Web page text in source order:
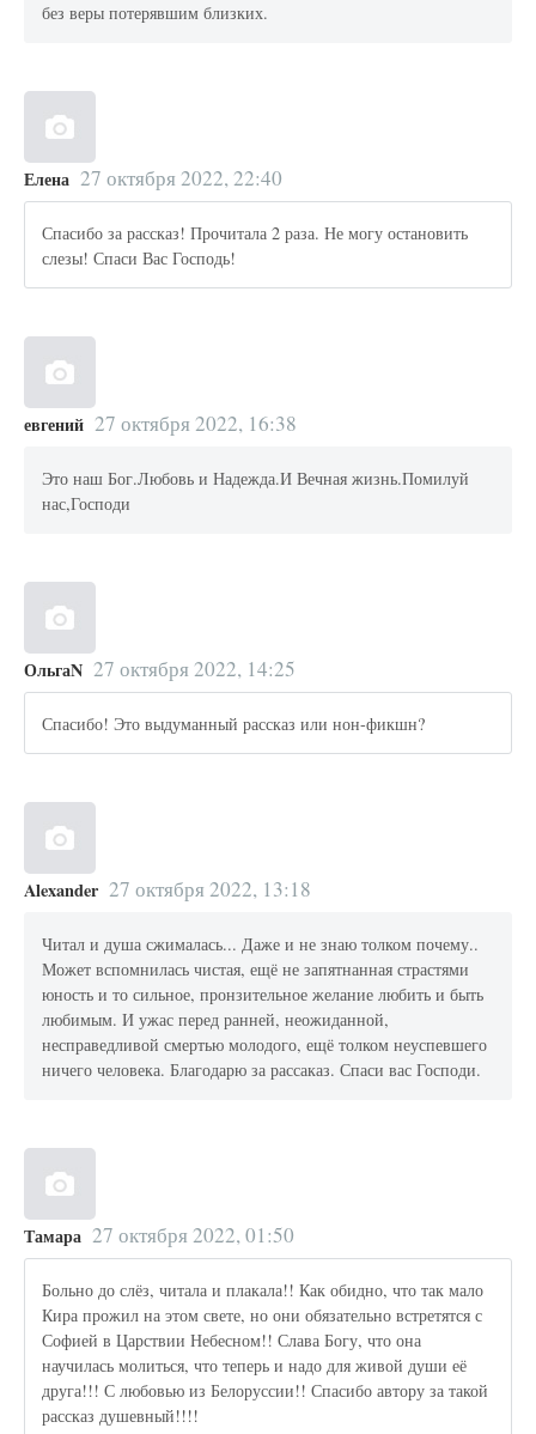
без веры потерявшим близких.
Елена 27 октября 2022, 22:40
Спасибо за рассказ! Прочитала 2 раза. Не могу остановить
слезы! Спаси Вас Господь!
евгений 27 октября 2022, 16:38
Это наш Бог.Любовь и Надежда.И Вечная жизнь.Помилуй
нас,Господи
ОльгаN 27 октября 2022, 14:25
Спасибо! Это выдуманный рассказ или нон-фикшн?
Alexander 27 октября 2022, 13:18
Читал и душа сжималась... Даже и не знаю толком почему..
Может вспомнилась чистая, ещё не запятнанная страстями
юность и то сильное, пронзительное желание любить и быть
любимым. И ужас перед ранней, неожиданной,
несправедливой смертью молодого, ещё толком неуспевшего
ничего человека. Благодарю за рассаказ. Спаси вас Господи.
Тамара 27 октября 2022, 01:50
Больно до слёз, читала и плакала!! Как обидно, что так мало
Кира прожил на этом свете, но они обязательно встретятся с
Софией в Царствии Небесном!! Слава Богу, что она
научилась молиться, что теперь и надо для живой души её
друга!!! С любовью из Белоруссии!! Спасибо автору за такой
рассказ душевный!!!!